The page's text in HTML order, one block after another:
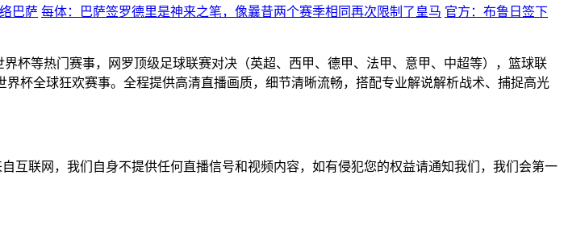
巴萨 每体：巴萨签罗德里是神来之笔，像曩昔两个赛季相同再次限制了皇马 官方：布鲁日签下
杯等热门赛事，网罗顶级足球联赛对决（英超、西甲、德甲、法甲、意甲、中超等），篮球联
杯全球狂欢赛事。全程提供高清直播画质，细节清晰流畅，搭配专业解说解析战术、捕捉高光
互联网，我们自身不提供任何直播信号和视频内容，如有侵犯您的权益请通知我们，我们会第一